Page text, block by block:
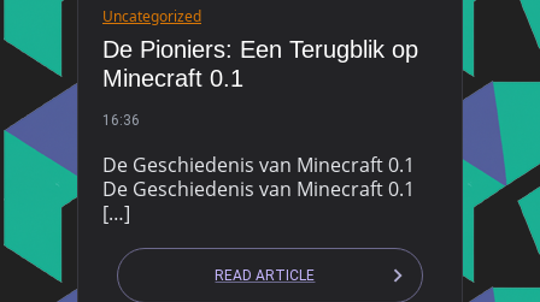
Uncategorized
De Pioniers: Een Terugblik op
Minecraft 0.1
16:36
De Geschiedenis van Minecraft 0.1
De Geschiedenis van Minecraft 0.1
[…]
READ ARTICLE